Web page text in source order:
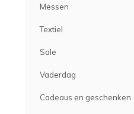
Messen
Textiel
Sale
Vaderdag
Cadeaus en geschenken